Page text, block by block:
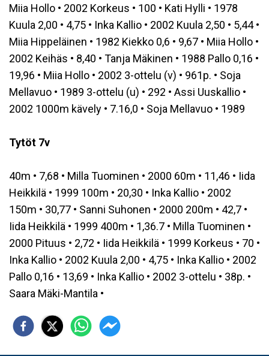
Miia Hollo • 2002 Korkeus • 100 • Kati Hylli • 1978
Kuula 2,00 • 4,75 • Inka Kallio • 2002 Kuula 2,50 • 5,44 •
Miia Hippeläinen • 1982 Kiekko 0,6 • 9,67 • Miia Hollo •
2002 Keihäs • 8,40 • Tanja Mäkinen • 1988 Pallo 0,16 •
19,96 • Miia Hollo • 2002 3-ottelu (v) • 961p. • Soja
Mellavuo • 1989 3-ottelu (u) • 292 • Assi Uuskallio •
2002 1000m kävely • 7.16,0 • Soja Mellavuo • 1989
Tytöt 7v
40m • 7,68 • Milla Tuominen • 2000 60m • 11,46 • Iida
Heikkilä • 1999 100m • 20,30 • Inka Kallio • 2002
150m • 30,77 • Sanni Suhonen • 2000 200m • 42,7 •
Iida Heikkilä • 1999 400m • 1,36.7 • Milla Tuominen •
2000 Pituus • 2,72 • Iida Heikkilä • 1999 Korkeus • 70 •
Inka Kallio • 2002 Kuula 2,00 • 4,75 • Inka Kallio • 2002
Pallo 0,16 • 13,69 • Inka Kallio • 2002 3-ottelu • 38p. •
Saara Mäki-Mantila •